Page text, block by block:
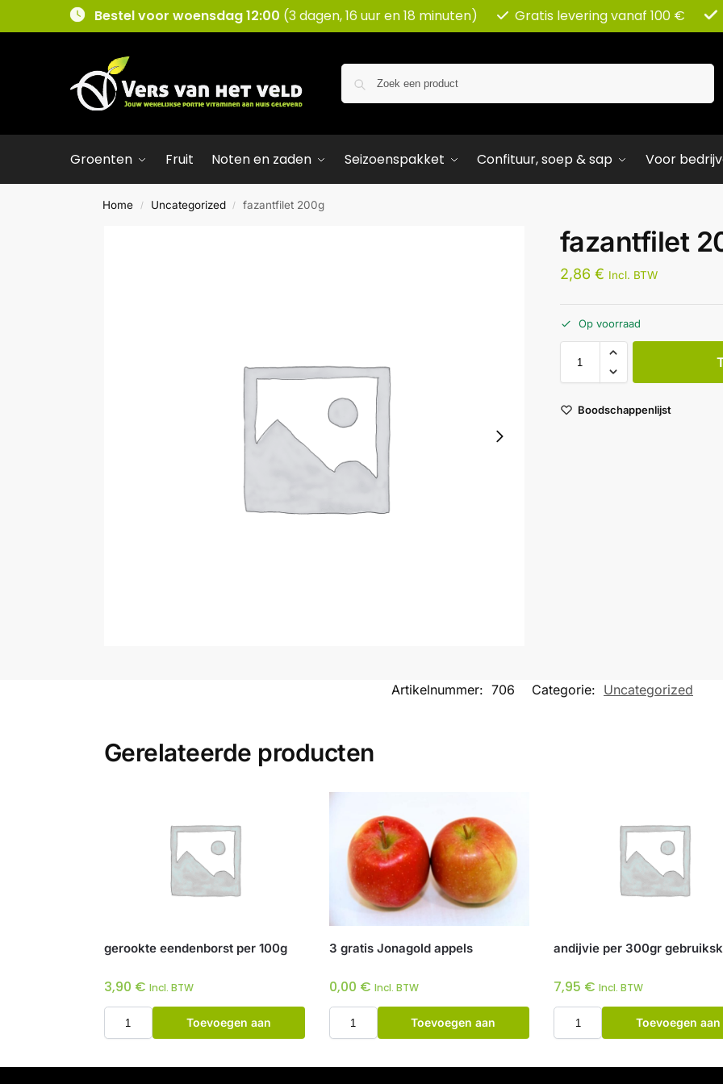
Bestel voor woensdag 12:00 (3 dagen, 16 uur en 18 minuten) Gratis levering vanaf 100 €
Groenten Fruit Noten en zaden Seizoenspakket Confituur, soep & sap Voor
Home / Uncategorized / fazantfilet 200g
fazantfilet
2,86 € Incl. BTW
Op voorraad
Boodschappenlijst
Artikelnummer: 706 Categorie: Uncategorized
Gerelateerde producten
gerookte eendenborst per 100g
3,90 € Incl. BTW
Toevoegen aan
3 gratis Jonagold appels
0,00 € Incl. BTW
Toevoegen aan
andijvie per 300gr
7,95 € Incl. BTW
Toevoegen aan